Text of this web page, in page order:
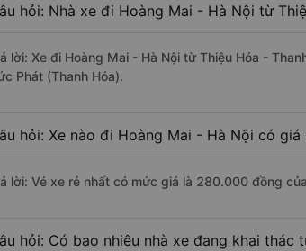
hỏi: Nhà xe đi Hoàng Mai - Hà Nội từ
lời: Xe đi Hoàng Mai - Hà Nội từ Thiệu Hóa -
Phát (Thanh Hóa).
hỏi: Xe nào đi Hoàng Mai - Hà Nội có giá
lời: Vé xe rẻ nhất có mức giá là 280.000 đồng
hỏi: Có bao nhiêu nhà xe đang khai